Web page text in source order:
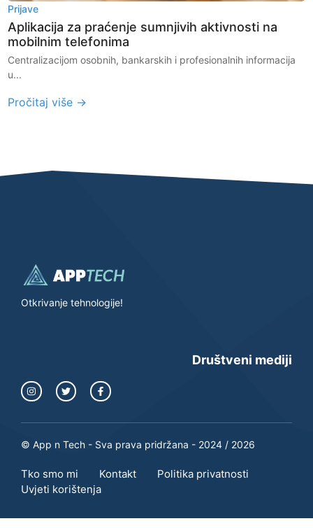
Prijave
Aplikacija za praćenje sumnjivih aktivnosti na
mobilnim telefonima
Centralizacijom osobnih, bankarskih i profesionalnih informacija
u...
Pročitaj više →
Otkrivanje tehnologije!
Društveni mediji
© App n Tech - Sva prava pridržana - 2024 / 2026
Tko smo mi Kontakt
Politika privatnosti
Uvjeti korištenja